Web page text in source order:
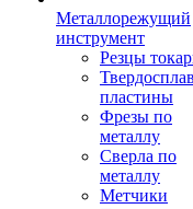
Металлорежущий
инструмент
Резцы
пластины
Фрезы по
металлу
Сверла по
металлу
Метчики